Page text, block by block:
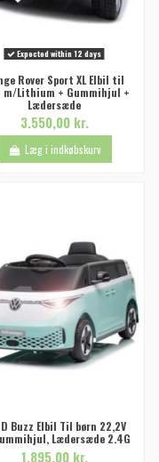
Expected within 12 days
Rover Sport XL Elbil til
m/Lithium + Gummihjul +
Lædersæde
3.550,00 kr.
Læg i indkøbskurv
Buzz Elbil Til børn 22,2V
Lædersæde 2.4G
1.895,00 kr.